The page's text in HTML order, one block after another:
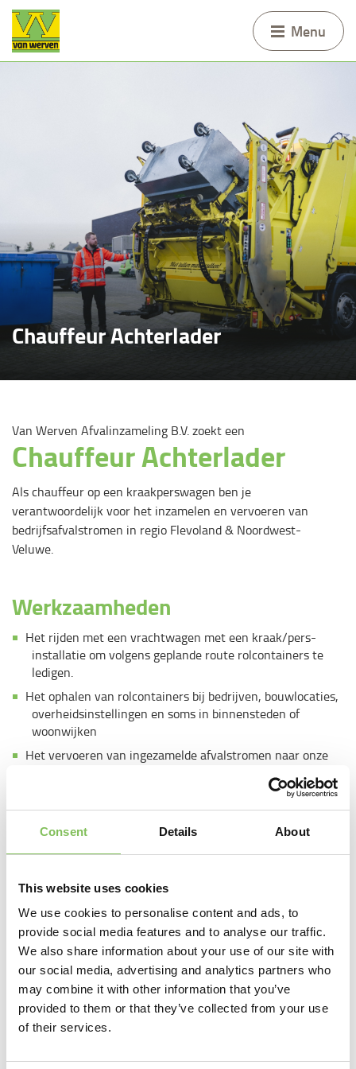
Consent Details About
This website uses cookies
We use cookies to personalise content and ads, to
provide social media features and to analyse our traffic.
We also share information about your use of our site with
our social media, advertising and analytics partners who
may combine it with other information that you’ve
provided to them or that they’ve collected from your use
of their services.
Menu
Chauffeur Achterlader
Van Werven Afvalinzameling B.V. zoekt een
Chauffeur Achterlader
Als chauffeur op een kraakperswagen ben je
verantwoordelijk voor het inzamelen en vervoeren van
bedrijfsafvalstromen in regio Flevoland & Noordwest-
Veluwe.
Werkzaamheden
Het rijden met een vrachtwagen met een kraak/pers-
installatie om volgens geplande route rolcontainers te
ledigen.
Het ophalen van rolcontainers bij bedrijven, bouwlocaties,
overheidsinstellingen en soms in binnensteden of
woonwijken
Het vervoeren van ingezamelde afvalstromen naar onze
Het opbouwen van relaties met vaste klanten en zorgen
voor optimale dienstverlening
Zelfstandig werken in een regionale omgeving met een
Het zorgdragen voor een juiste afhandeling van de
administratieve documenten.
​Wie ben jij?
Je hebt een rijbewijs C op zak;
Heb je ook rijbewijs CE, VCA en code 95? Dan heb je een
streepje voor!
Je bent flexibel inzetbaar voor alle andere voorkomende